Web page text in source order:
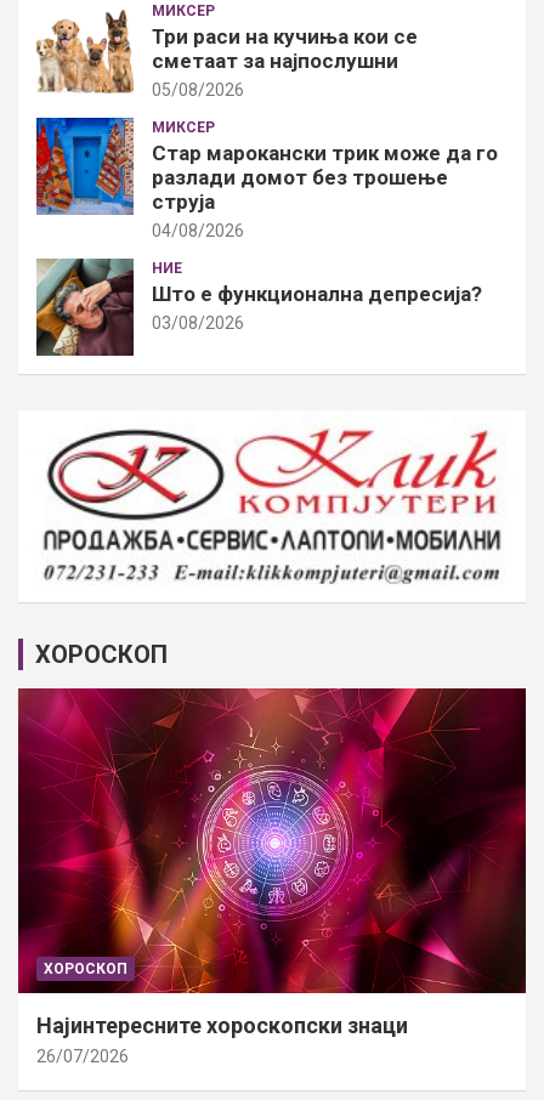
МИКСЕР
Три раси на кучиња кои се
сметаат за најпослушни
05/08/2026
МИКСЕР
Стар марокански трик може да го
разлади домот без трошење
струја
04/08/2026
НИЕ
Што е функционална депресија?
03/08/2026
ХОРОСКОП
ХОРОСКОП
Најинтересните хороскопски знаци
26/07/2026